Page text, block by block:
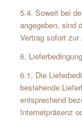
5.4. Soweit bei
angegeben, sind
Vertrag sofort zur
6.
6.1. Die
bestehende
entsprechend
Internetpräsenz